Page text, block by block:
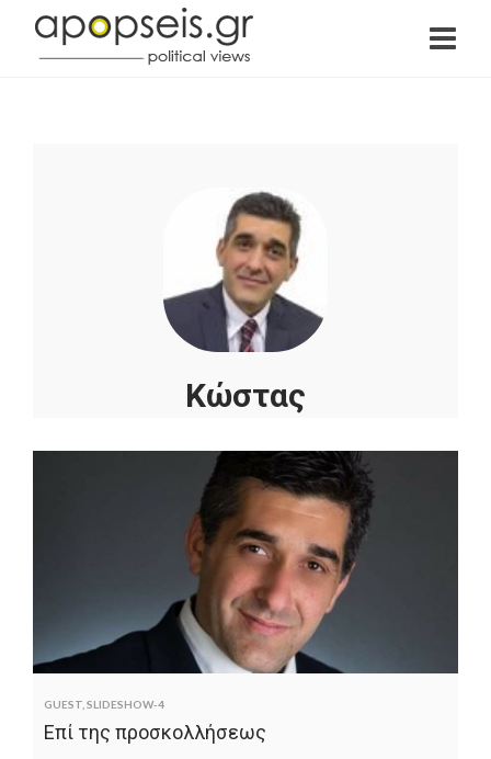
Κώστας
Ο Κώστας Γκαβογιάννης είναι Δημοτικός
σύμβουλος Καρδίτσας, επικεφαλής της
παράταξης "Καρδίτσα από την Αρχή",
ελεύθερος επαγγελματίας και στέλεχος
της ΝΔ.
GUEST SLIDESHOW-4
Επί της προσκολλήσεως